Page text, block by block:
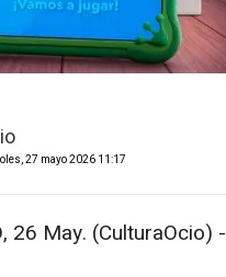
27 mayo 2026 11:17
26 May. (CulturaOcio) -